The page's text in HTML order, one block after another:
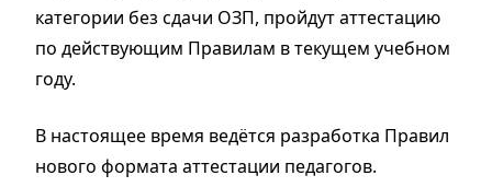
категории без сдачи ОЗП, пройдут аттестацию
по действующим Правилам в текущем учебном
году.
В настоящее время ведётся разработка Правил
нового формата аттестации педагогов.